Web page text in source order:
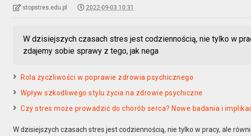
stopstres.edu.pl 2022-09-03 10:31
W dzisiejszych czasach stres jest codziennością, nie tylko w
zdajemy sobie sprawy z tego, jak nega
Rola życzliwości w poprawie zdrowia psychicznego
Wpływ szkodliwego stylu życia na zdrowie psychiczne
Czy stres może prowadzić do chorób serca? Nowe badania i
W dzisiejszych czasach stres jest codziennością, nie tylko w pracy, ale